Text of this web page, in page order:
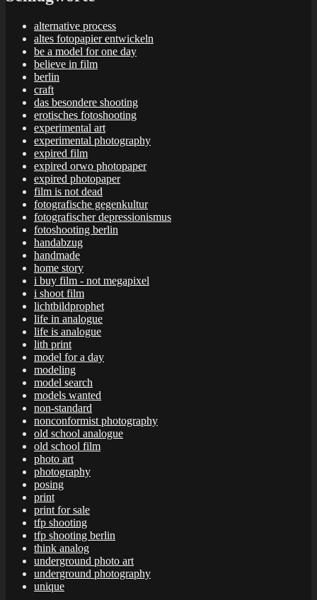
alternative process
altes fotopapier entwickeln
be a model for one day
believe in film
berlin
craft
das besondere shooting
erotisches fotoshooting
experimental art
experimental photography
expired film
expired orwo photopaper
expired photopaper
film is not dead
fotografische gegenkultur
fotografischer depressionismus
fotoshooting berlin
handabzug
handmade
home story
i buy film - not megapixel
i shoot film
lichtbildprophet
life in analogue
life is analogue
lith print
model for a day
modeling
model search
models wanted
non-standard
nonconformist photography
old school analogue
old school film
photo art
photography
posing
print
print for sale
tfp shooting
tfp shooting berlin
think analog
underground photo art
underground photography
unique